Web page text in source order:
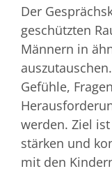
Der
geschützten
Männern in
Gefühle,
werden. Ziel
stärken und
mit den